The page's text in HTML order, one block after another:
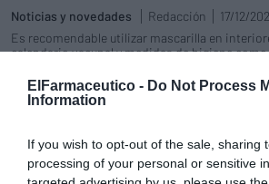
ElFarmaceutico - Do Not Process
Information
If you wish to opt-out of the sale, sharing
processing of your personal or sensitive
Noticias y novedades Redacción
17/12/
Es recomendable utilizar mascarilla en
calendario vacunal y medidas de higiene
respiratorias
Cursos y cápsulas